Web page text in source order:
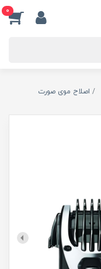
0
اصلاح موی صورت